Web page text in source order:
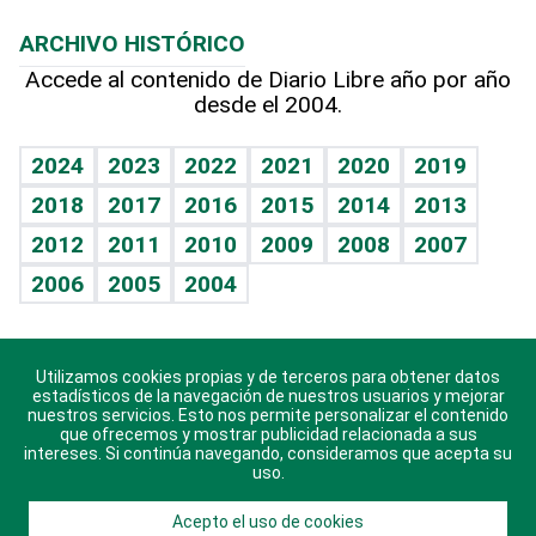
Hablando con el pediatra
Vida y familia
Eñe
Celebrando la vida
Sin complejos
En pocas palabras
Escuchando al corazón
Economía Personal
Línea de hit
BRV
TBT Deportivo
Más firmas
Hecho en casa
Guía del dinero
Cumpleaños
Horóscopos
Juegos
ARCHIVO HISTÓRICO
Accede al contenido de Diario Libre año por año
desde el 2004.
2024 2023 2022 2021 2020
2019
2018
2017 2016 2015 2014
2013
2012
2011 2010 2009 2008
2007
2006
2005 2004
Descarga nuestras aplicaciones para Android, iOS y
sistema Huawei.
Utilizamos cookies propias y de terceros para obtener datos
estadísticos de la navegación de nuestros usuarios y mejorar
nuestros servicios. Esto nos permite personalizar el contenido
que ofrecemos y mostrar publicidad relacionada a sus
intereses. Si continúa navegando, consideramos que acepta su
uso.
Acepto el uso de cookies